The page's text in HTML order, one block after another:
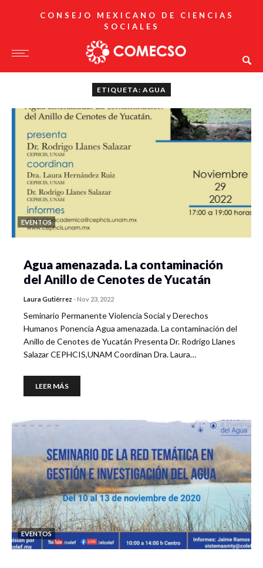
CONSEJO MEXICANO DE CIENCIAS
SOCIALES
ETIQUETA: AGUA
EVENTOS
Agua amenazada. La contaminación
del Anillo de Cenotes de Yucatán
Laura Gutiérrez -Nov 23, 2022
Seminario Permanente Violencia Social y Derechos
Humanos Ponencia Agua amenazada. La contaminación del
Anillo de Cenotes de Yucatán Presenta Dr. Rodrigo Llanes
Salazar CEPHCIS,UNAM Coordinan Dra. Laura…
LEER MÁS
EVENTOS